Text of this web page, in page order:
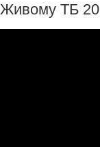
Живому ТБ 20